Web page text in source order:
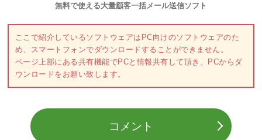
無料で使える大量顧客一括メール送信ソフト
ここで紹介しているソフトウェアはPC向けのソフトウェアのた
め、スマートフォンでダウンロードすることができません。
ページ上部にある共有機能でPCと情報共有して頂き、PCからダ
ウンロードをお願い致します。
コメント